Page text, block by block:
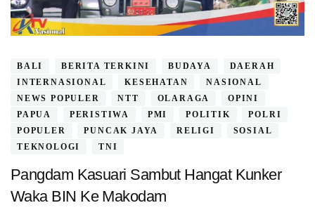
BALI BERITA TERKINI BUDAYA
DAERAH
INTERNASIONAL
KESEHATAN
NASIONAL
NEWS POPULER
NTT OLARAGA
OPINI
PAPUA
PERISTIWA PMI POLITIK
POLRI
POPULER
PUNCAK JAYA RELIGI
SOSIAL
TEKNOLOGI
TNI
Pangdam Kasuari Sambut Hangat Kunker
Waka BIN Ke Makodam